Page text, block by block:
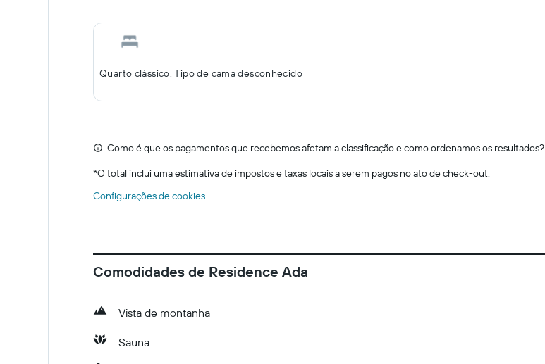
Quarto clássico, Tipo de cama desconhecido
Como é que os pagamentos que recebemos afetam a classificação e como ordenamos os resultados?
*O total inclui uma estimativa de impostos e taxas locais a serem pagos no ato de check-out.
Configurações de cookies
Comodidades de Residence Ada
Vista de montanha
Sauna